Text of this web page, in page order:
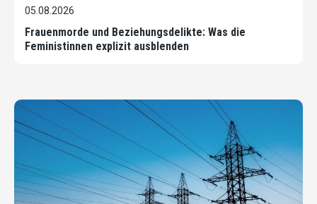
05.08.2026
Frauenmorde und Beziehungsdelikte: Was die
Feministinnen explizit ausblenden